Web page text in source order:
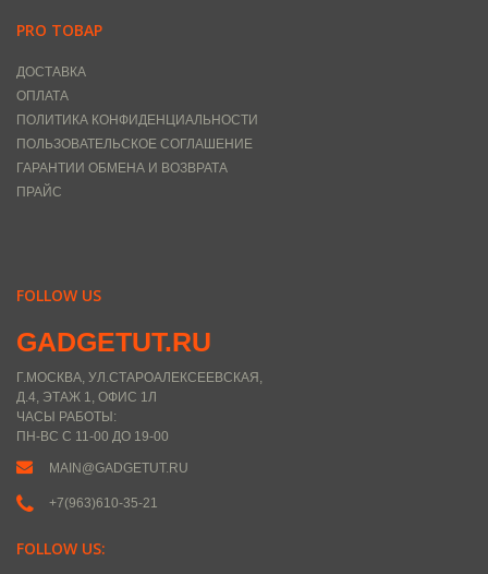
PRO ТОВАР
ДОСТАВКА
ОПЛАТА
ПОЛИТИКА КОНФИДЕНЦИАЛЬНОСТИ
ПОЛЬЗОВАТЕЛЬСКОЕ СОГЛАШЕНИЕ
ГАРАНТИИ ОБМЕНА И ВОЗВРАТА
ПРАЙС
FOLLOW US
GADGETUT.RU
Г.МОСКВА, УЛ.СТАРОАЛЕКСЕЕВСКАЯ,
Д.4, ЭТАЖ 1, ОФИС 1Л
ЧАСЫ РАБОТЫ:
ПН-ВС С 11-00 ДО 19-00
MAIN@GADGETUT.RU
+7(963)610-35-21
FOLLOW US: